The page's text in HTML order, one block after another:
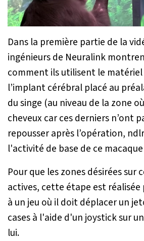
Dans la première partie de la
ingénieurs de Neuralink
comment ils utilisent le
l’implant cérébral placé au
du singe (au niveau de la zone
cheveux car ces derniers n’ont
repousser après l’opération,
l'activité de base de ce
Pour que les zones désirées sur
actives, cette étape est
à un jeu où il doit déplacer un
cases à l'aide d'un joystick sur
lui.